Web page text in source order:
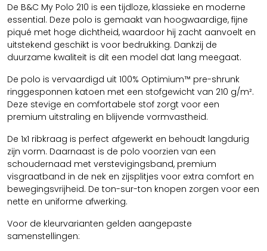
De B&C My Polo 210 is een tijdloze, klassieke en moderne
essential. Deze polo is gemaakt van hoogwaardige, fijne
piqué met hoge dichtheid, waardoor hij zacht aanvoelt en
uitstekend geschikt is voor bedrukking. Dankzij de
duurzame kwaliteit is dit een model dat lang meegaat.
De polo is vervaardigd uit 100% Optimium™ pre-shrunk
ringgesponnen katoen met een stofgewicht van 210 g/m².
Deze stevige en comfortabele stof zorgt voor een
premium uitstraling en blijvende vormvastheid.
De 1x1 ribkraag is perfect afgewerkt en behoudt langdurig
zijn vorm. Daarnaast is de polo voorzien van een
schoudernaad met verstevigingsband, premium
visgraatband in de nek en zijsplitjes voor extra comfort en
bewegingsvrijheid. De ton-sur-ton knopen zorgen voor een
nette en uniforme afwerking.
Voor de kleurvarianten gelden aangepaste
samenstellingen: